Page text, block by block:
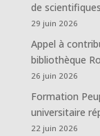
de
29 juin 2026
Appel à
bibliothèque
26 juin 2026
Formation
universitaire
22 juin 2026